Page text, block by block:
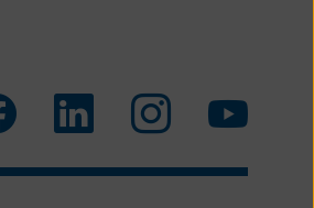
LinkedInInstagram